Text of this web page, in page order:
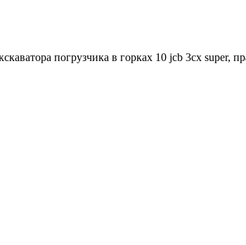
погрузчика в горках 10 jcb 3cx super,